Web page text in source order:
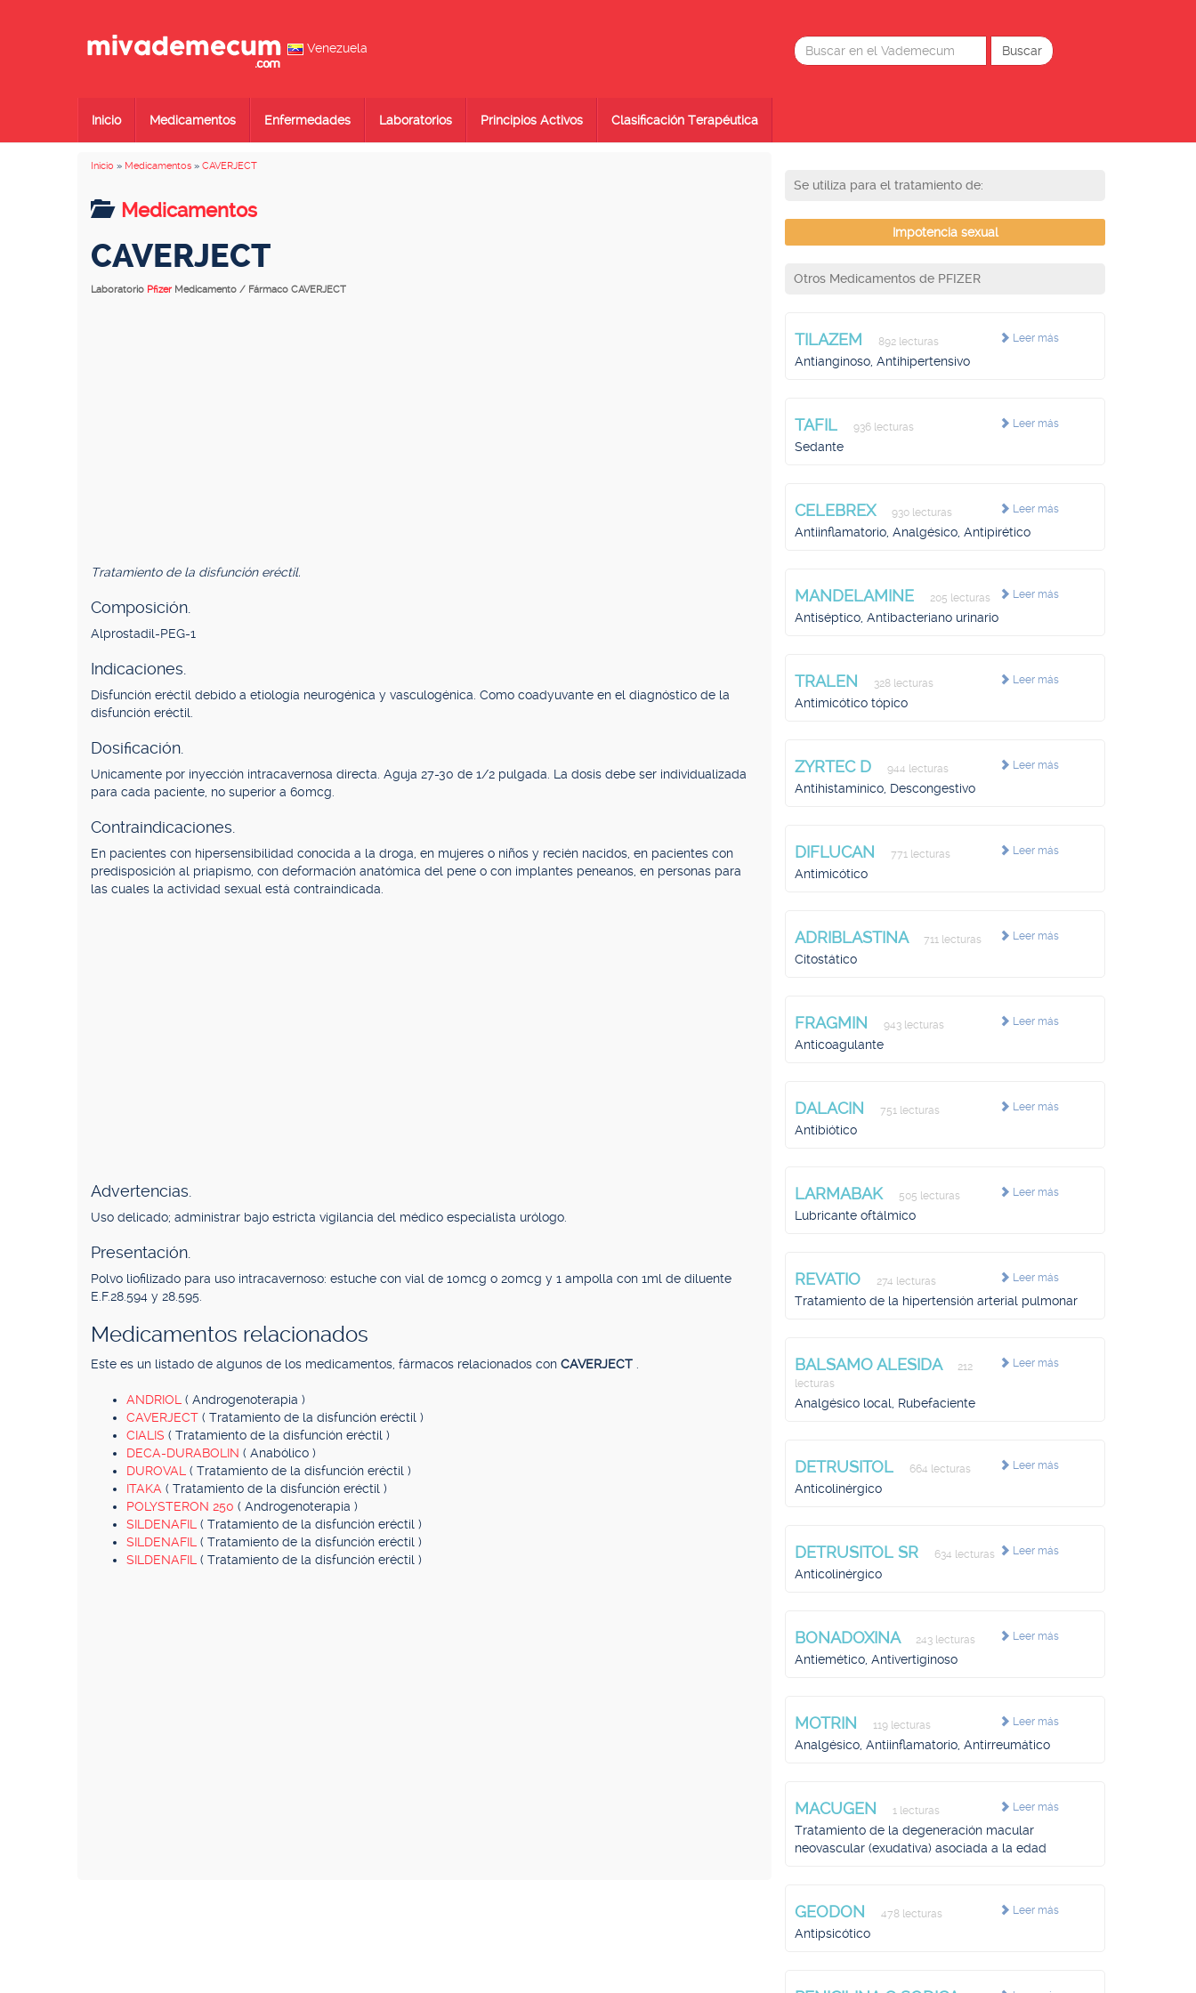
Venezuela
Inicio Medicamentos Enfermedades Laboratorios Principios Activos Clasificación Terapéutica
Inicio » Medicamentos » CAVERJECT
Medicamentos
CAVERJECT
Laboratorio Pfizer Medicamento / Fármaco CAVERJECT
Tratamiento de la disfunción eréctil.
Composición.
Alprostadil-PEG-1
Indicaciones.
Disfunción eréctil debido a etiología neurogénica y vasculogénica. Como coadyuvante en el diagnóstico de la
disfunción eréctil.
Dosificación.
Unicamente por inyección intracavernosa directa. Aguja 27-30 de 1/2 pulgada. La dosis debe ser individualizada
para cada paciente, no superior a 60mcg.
Contraindicaciones.
En pacientes con hipersensibilidad conocida a la droga, en mujeres o niños y recién nacidos, en pacientes con
predisposición al priapismo, con deformación anatómica del pene o con implantes peneanos, en personas para
las cuales la actividad sexual está contraindicada.
Advertencias.
Uso delicado; administrar bajo estricta vigilancia del médico especialista urólogo.
Presentación.
Polvo liofilizado para uso intracavernoso: estuche con vial de 10mcg o 20mcg y 1 ampolla con 1ml de diluente
E.F.28.594 y 28.595.
Medicamentos relacionados
Este es un listado de algunos de los medicamentos, fármacos relacionados con CAVERJECT
ANDRIOL ( Androgenoterapia )
CAVERJECT ( Tratamiento de la disfunción eréctil )
CIALIS ( Tratamiento de la disfunción eréctil )
DECA-DURABOLIN ( Anabólico )
DUROVAL ( Tratamiento de la disfunción eréctil )
ITAKA ( Tratamiento de la disfunción eréctil )
POLYSTERON 250 ( Androgenoterapia )
SILDENAFIL ( Tratamiento de la disfunción eréctil )
SILDENAFIL ( Tratamiento de la disfunción eréctil )
SILDENAFIL ( Tratamiento de la disfunción eréctil )
Se utiliza para el tratamiento de:
Impotencia sexual
Otros Medicamentos de PFIZER
Leer más
TILAZEM 892 lecturas
Antianginoso, Antihipertensivo
Leer más
TAFIL 936 lecturas
Sedante
Leer más
CELEBREX 930 lecturas
Antiinflamatorio, Analgésico, Antipirético
Leer más
MANDELAMINE 205 lecturas
Antiséptico, Antibacteriano urinario
Leer más
TRALEN 328 lecturas
Antimicótico tópico
Leer más
ZYRTEC D 944 lecturas
Antihistamínico, Descongestivo
Leer más
DIFLUCAN 771 lecturas
Antimicótico
Leer más
ADRIBLASTINA 711 lecturas
Citostático
Leer más
FRAGMIN 943 lecturas
Anticoagulante
Leer más
DALACIN 751 lecturas
Antibiótico
Leer más
LARMABAK 505 lecturas
Lubricante oftálmico
Leer más
REVATIO 274 lecturas
Tratamiento de la hipertensión arterial pulmonar
Leer más
BALSAMO ALESIDA
212
lecturas
Analgésico local, Rubefaciente
Leer más
DETRUSITOL 664 lecturas
Anticolinérgico
Leer más
DETRUSITOL SR 634 lecturas
Anticolinérgico
Leer más
BONADOXINA 243 lecturas
Antiemético, Antivertiginoso
Leer más
MOTRIN 119 lecturas
Analgésico, Antiinflamatorio, Antirreumático
Leer más
MACUGEN 1 lecturas
Tratamiento de la degeneración macular
neovascular (exudativa) asociada a la edad
Leer más
GEODON 478 lecturas
Antipsicótico